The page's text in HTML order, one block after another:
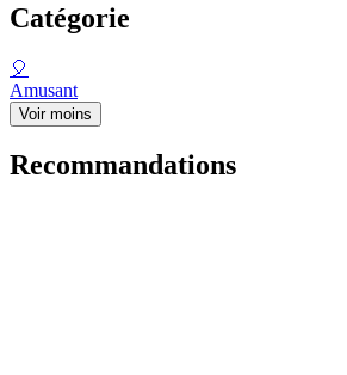
Catégorie
🎈
Amusant
Voir moins
Recommandations